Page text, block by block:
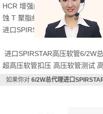
HCR 增强的抗外部压力 HT 高
蚀 T 聚脂纤维 W 缠绕管
进口SPIRSTAR高压软管6/2W总
进口SPIRSTAR高压软管6/2W
超高压软管扣压 高压软管测试
如果你对 6/2W总代理进口